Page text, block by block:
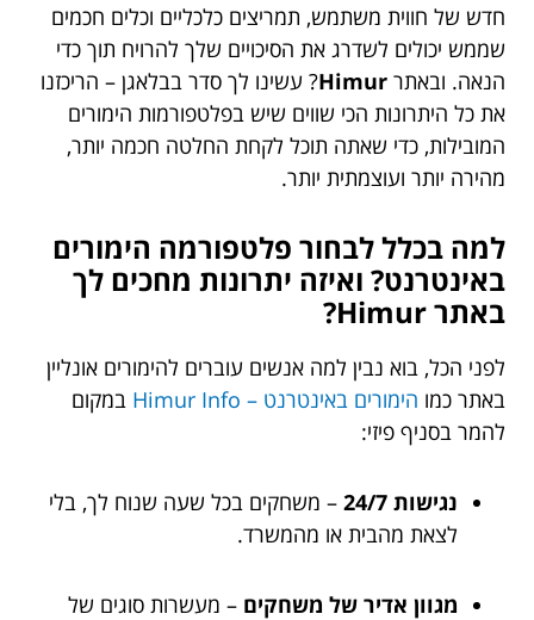
חדש של חווית משתמש, תמריצים כלכליים וכלים חכמים
שממש יכולים לשדרג את הסיכויים שלך להרויח תוך כדי
הנאה. ובאתר Himur? עשינו לך סדר בבלאגן – הריכזנו
את כל היתרונות הכי שווים שיש בפלטפורמות הימורים
המובילות, כדי שאתה תוכל לקחת החלטה חכמה יותר,
מהירה יותר ועוצמתית יותר.
למה בכלל לבחור פלטפורמה הימורים
באינטרנט? ואיזה יתרונות מחכים לך
באתר Himur?
לפני הכל, בוא נבין למה אנשים עוברים להימורים אונליין
באתר כמו הימורים באינטרנט – Himur Info
במקום
להמר בסניף פיזי:
נגישות 24/7
– משחקים בכל שעה שנוח לך, בלי
לצאת מהבית או מהמשרד.
מגוון אדיר של משחקים – מעשרות סוגים של